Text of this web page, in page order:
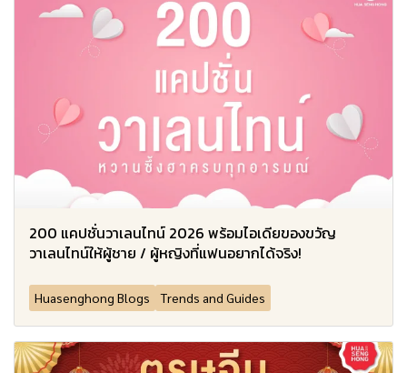
200 แคปชั่นวาเลนไทน์ 2026 พร้อมไอเดียของขวัญ
วาเลนไทน์ให้ผู้ชาย / ผู้หญิงที่แฟนอยากได้จริง!
Huasenghong Blogs Trends and Guides